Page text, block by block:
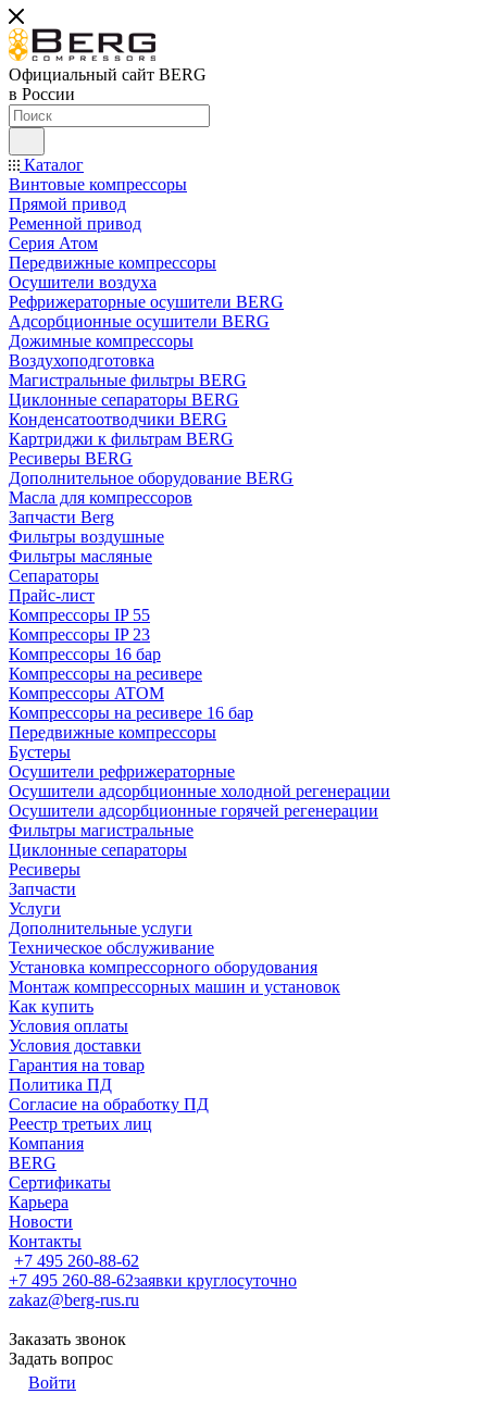
Официальный сайт BERG
в России
Каталог
Винтовые компрессоры
Прямой привод
Ременной привод
Серия Атом
Передвижные компрессоры
Осушители воздуха
Рефрижераторные осушители BERG
Адсорбционные осушители BERG
Дожимные компрессоры
Воздухоподготовка
Магистральные фильтры BERG
Циклонные сепараторы BERG
Конденсатоотводчики BERG
Картриджи к фильтрам BERG
Ресиверы BERG
Дополнительное оборудование BERG
Масла для компрессоров
Запчасти Berg
Фильтры воздушные
Фильтры масляные
Сепараторы
Прайс-лист
Компрессоры IP 55
Компрессоры IP 23
Компрессоры 16 бар
Компрессоры на ресивере
Компрессоры ATOM
Компрессоры на ресивере 16 бар
Передвижные компрессоры
Бустеры
Осушители рефрижераторные
Осушители адсорбционные холодной регенерации
Осушители адсорбционные горячей регенерации
Фильтры магистральные
Циклонные сепараторы
Ресиверы
Запчасти
Услуги
Дополнительные услуги
Техническое обслуживание
Установка компрессорного оборудования
Монтаж компрессорных машин и установок
Как купить
Условия оплаты
Условия доставки
Гарантия на товар
Политика ПД
Согласие на обработку ПД
Реестр третьих лиц
Компания
BERG
Сертификаты
Карьера
Новости
Контакты
+7 495 260-88-62
+7 495 260-88-62заявки круглосуточно
zakaz@berg-rus.ru
Заказать звонок
Задать вопрос
Войти